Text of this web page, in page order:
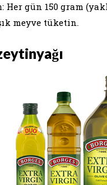
Her gün 150 gram
meyve tüketin.